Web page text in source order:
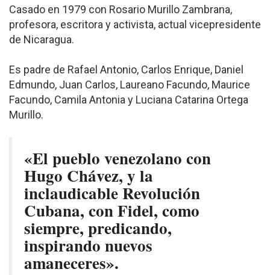
Casado en 1979 con Rosario Murillo Zambrana,
profesora, escritora y activista, actual vicepresidente
de Nicaragua.
Es padre de Rafael Antonio, Carlos Enrique, Daniel
Edmundo, Juan Carlos, Laureano Facundo, Maurice
Facundo, Camila Antonia y Luciana Catarina Ortega
Murillo.
«El pueblo venezolano con
Hugo Chávez, y la
inclaudicable Revolución
Cubana, con Fidel, como
siempre, predicando,
inspirando nuevos
amaneceres».